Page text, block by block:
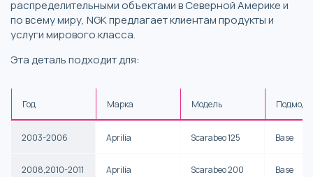
распределительными объектами в Северной Америке и
по всему миру, NGK предлагает клиентам продукты и
услуги мирового класса.
Эта деталь подходит для:
Год Марка Модель
2003-2006 Aprilia Scarabeo 125 Base
2008,2010-2011 Aprilia Scarabeo 200 Base